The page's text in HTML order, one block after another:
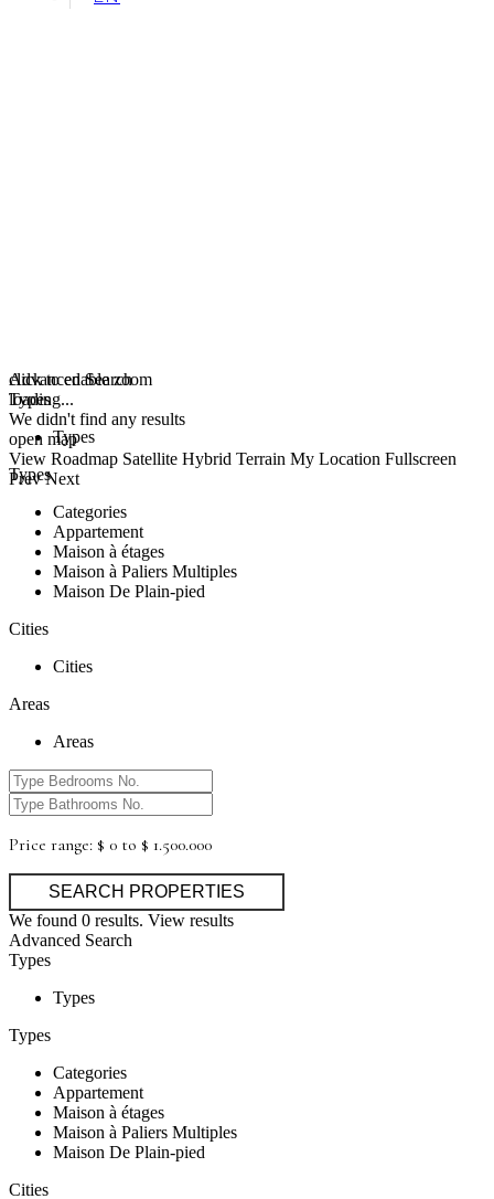
click to enable zoom
loading...
We didn't find any results
open map
View Roadmap Satellite Hybrid Terrain My Location Fullscreen
Prev Next
Advanced Search
Types
Types
Types
Categories
Appartement
Maison à étages
Maison à Paliers Multiples
Maison De Plain-pied
Cities
Cities
Areas
Areas
Price range: $ 0 to $ 1.500.000
We found 0 results. View results
Advanced Search
Types
Types
Types
Categories
Appartement
Maison à étages
Maison à Paliers Multiples
Maison De Plain-pied
Cities